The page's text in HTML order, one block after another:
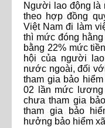
Người lao động
theo hợp đồng
Việt Nam đi làm
thì mức đóng
bằng 22% mức
hội của người
nước ngoài, đối
tham gia bảo
02 lần mức
chưa tham gia
tham gia bảo
hưởng bảo hiểm